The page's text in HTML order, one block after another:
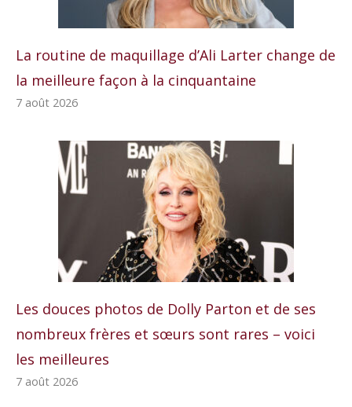
La routine de maquillage d’Ali Larter change de
la meilleure façon à la cinquantaine
7 août 2026
Les douces photos de Dolly Parton et de ses
nombreux frères et sœurs sont rares – voici
les meilleures
7 août 2026